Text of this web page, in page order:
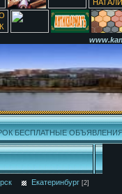
БЕСПЛАТНЫЕ
Екатеринбург [2]